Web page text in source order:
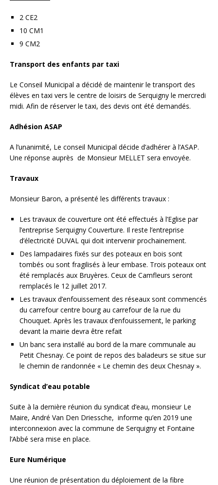
2 CE2
10 CM1
9 CM2
Transport des enfants par taxi
Le Conseil Municipal a décidé de maintenir le transport des
élèves en taxi vers le centre de loisirs de Serquigny le mercredi
midi. Afin de réserver le taxi, des devis ont été demandés.
Adhésion ASAP
A l’unanimité, Le conseil Municipal décide d’adhérer à l’ASAP.
Une réponse auprès de Monsieur MELLET sera envoyée.
Travaux
Monsieur Baron, a présenté les différents travaux :
Les travaux de couverture ont été effectués à l’Eglise par
l’entreprise Serquigny Couverture. Il reste l’entreprise
d’électricité DUVAL qui doit intervenir prochainement.
Des lampadaires fixés sur des poteaux en bois sont
tombés ou sont fragilisés à leur embase. Trois poteaux ont
été remplacés aux Bruyères. Ceux de Camfleurs seront
remplacés le 12 juillet 2017.
Les travaux d’enfouissement des réseaux sont commencés
du carrefour centre bourg au carrefour de la rue du
Chouquet. Après les travaux d’enfouissement, le parking
devant la mairie devra être refait
Un banc sera installé au bord de la mare communale au
Petit Chesnay. Ce point de repos des baladeurs se situe sur
le chemin de randonnée « Le chemin des deux Chesnay ».
Syndicat d’eau potable
Suite à la dernière réunion du syndicat d’eau, monsieur Le
Maire, André Van Den Driessche, informe qu’en 2019 une
interconnexion avec la commune de Serquigny et Fontaine
l’Abbé sera mise en place.
Eure Numérique
Une réunion de présentation du déploiement de la fibre